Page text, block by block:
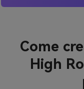
Come
High